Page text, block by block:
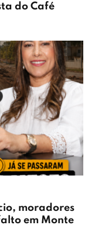
do Café
moradores
em Monte